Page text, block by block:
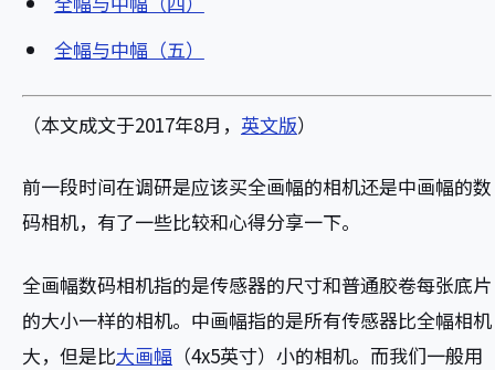
全幅与中幅（五）
（本文成文于2017年8月， 英文版）
前一段时间在调研是应该买全画幅的相机还是中画幅的数
码相机，有了一些比较和心得分享一下。
全画幅数码相机指的是传感器的尺寸和普通胶卷每张底片
的大小一样的相机。中画幅指的是所有传感器比全幅相机
大，但是比大画幅 （4x5英寸）小的相机。而我们一般用